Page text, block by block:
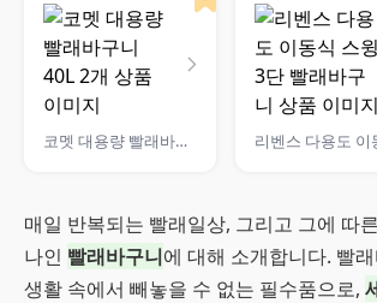
코멧 대용량 빨래바구니 40L 2개
매일 반복되는 빨래일상, 그리고 그에 따
나인 빨래바구니에 대해 소개합니다. 빨
생활 속에서 빼놓을 수 없는 필수품으로,